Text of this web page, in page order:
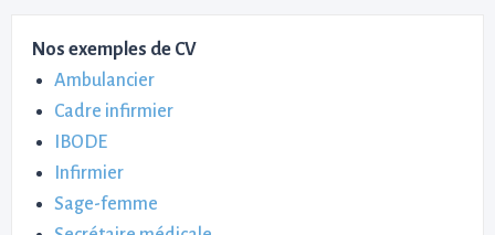
Nos exemples de CV
Ambulancier
Cadre infirmier
IBODE
Infirmier
Sage-femme